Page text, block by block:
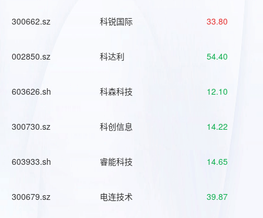
300662.sz 科锐国际 33.80
002850.sz 科达利 54.40
603626.sh 科森科技 12.10
300730.sz 科创信息 14.22
603933.sh 睿能科技 14.65
300679.sz 电连技术 39.87